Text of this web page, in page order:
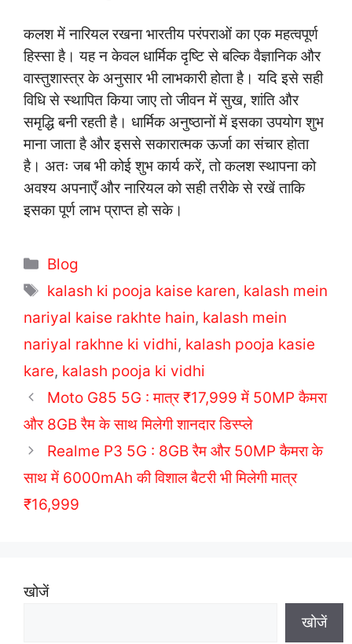
कलश में नारियल रखना भारतीय परंपराओं का एक महत्वपूर्ण
हिस्सा है। यह न केवल धार्मिक दृष्टि से बल्कि वैज्ञानिक और
वास्तुशास्त्र के अनुसार भी लाभकारी होता है। यदि इसे सही
विधि से स्थापित किया जाए तो जीवन में सुख, शांति और
समृद्धि बनी रहती है। धार्मिक अनुष्ठानों में इसका उपयोग शुभ
माना जाता है और इससे सकारात्मक ऊर्जा का संचार होता
है। अतः जब भी कोई शुभ कार्य करें, तो कलश स्थापना को
अवश्य अपनाएँ और नारियल को सही तरीके से रखें ताकि
इसका पूर्ण लाभ प्राप्त हो सके।
C
a
e
g
o
r
i
s
Blog
T
a
g
s
kalash ki pooja kaise karen, kalash mein
nariyal kaise rakhte hain, kalash mein
nariyal rakhne ki vidhi, kalash pooja kasie
kare, kalash pooja ki vidhi
Moto G85 5G : मात्र ₹17,999 में 50MP कैमरा
और 8GB रैम के साथ मिलेगी शानदार डिस्प्ले
Realme P3 5G : 8GB रैम और 50MP कैमरा के
साथ में 6000mAh की विशाल बैटरी भी मिलेगी मात्र
₹16,999
खोजें
खोजें